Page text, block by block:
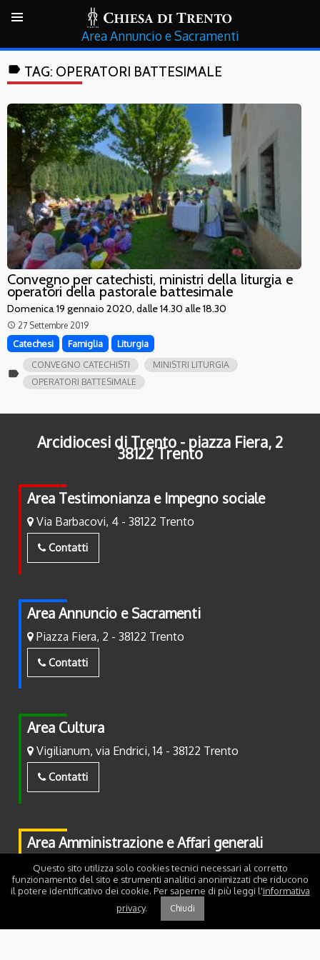
Annuncio e Sacramenti
label TAG: OPERATORI BATTESIMALE
Convegno per catechisti, ministri della liturgia e
operatori della pastorale battesimale
Domenica 19 gennaio 2020, dalle 14.30 alle 18.30
access_time 27 Settembre 2019
Catechesi Famiglia Liturgia
label
CONVEGNO CATECHISTI
MINISTRI LITURGIA
OPERATORI BATTESIMALE
Arcidiocesi di Trento - piazza Fiera, 2
38122 Trento
Area Testimonianza e Impegno sociale
Via Barbacovi, 4 - 38122 Trento
Contatti
Area Annuncio e Sacramenti
Piazza Fiera, 2 - 38122 Trento
Contatti
Area Cultura
Vigilianum, via Endrici, 14 - 38122 Trento
Contatti
Area Amministrazione e Affari generali
Piazza Fiera, 2 - 38122 Trento
Contatti
Questo sito utilizza solo cookies tecnici necessari al corretto
funzionamento del sito e strumenti analitici anonimizzati che riducono
il potere identificativo dei cookie. Per saperne di più leggi l'informativa
privacy. Chiudi